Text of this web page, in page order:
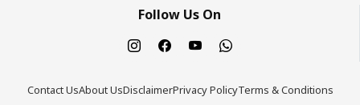
Follow Us On
Contact UsAbout UsDisclaimerPrivacy PolicyTerms & Conditions